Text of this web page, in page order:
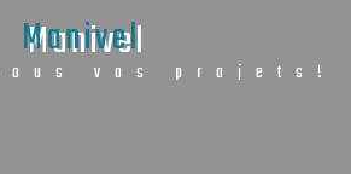
Manivel
vos projets!